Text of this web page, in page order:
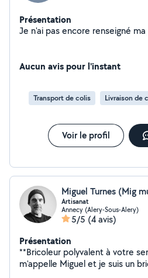
Présentation
Aucun avis pour l'instant
Transport de colis Livraison de
Voir le profil
Miguel Turnes (Mig
Artisanat
Annecy (Alery-Sous-Alery)
5/5 (4 avis)
Présentation
**Bricoleur polyvalent à votre service !**
m'appelle Miguel et je suis un